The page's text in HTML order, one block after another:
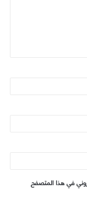
في هذا المتصفح